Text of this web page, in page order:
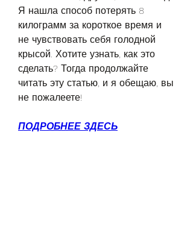
Я нашла способ потерять 8
килограмм за короткое время и
не чувствовать себя голодной
крысой. Хотите узнать, как это
сделать? Тогда продолжайте
читать эту статью, и я обещаю, вы
не пожалеете!
ПОДРОБНЕЕ ЗДЕСЬ